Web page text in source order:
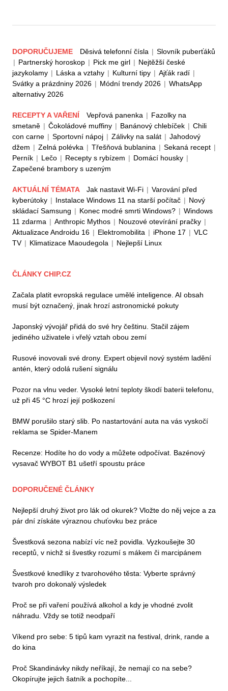
DOPORUČUJEME Děsivá telefonní čísla | Slovník puberťáků
| Partnerský horoskop | Pick me girl | Nejtěžší české
jazykolamy | Láska a vztahy | Kulturní tipy | Ajťák radí |
Svátky a prázdniny 2026 | Módní trendy 2026 | WhatsApp
alternativy 2026
RECEPTY A VAŘENÍ Vepřová panenka | Fazolky na
smetaně | Čokoládové muffiny | Banánový chlebíček | Chili
con carne | Sportovní nápoj | Zálivky na salát | Jahodový
džem | Zelná polévka | Třešňová bublanina | Sekaná recept |
Perník | Lečo | Recepty s rybízem | Domácí housky |
Zapečené brambory s uzeným
AKTUÁLNÍ TÉMATA Jak nastavit Wi-Fi | Varování před
kyberútoky | Instalace Windows 11 na starší počítač | Nový
skládací Samsung | Konec modré smrti Windows? | Windows
11 zdarma | Anthropic Mythos | Nouzové otevírání pračky |
Aktualizace Androidu 16 | Elektromobilita | iPhone 17 | VLC
TV | Klimatizace Maoudegola | Nejlepší Linux
ČLÁNKY CHIP.CZ
Začala platit evropská regulace umělé inteligence. AI obsah
musí být označený, jinak hrozí astronomické pokuty
Japonský vývojář přidá do své hry češtinu. Stačil zájem
jediného uživatele i vřelý vztah obou zemí
Rusové inovovali své drony. Expert objevil nový systém ladění
antén, který odolá rušení signálu
Pozor na vlnu veder. Vysoké letní teploty škodí baterii telefonu,
už při 45 °C hrozí její poškození
BMW porušilo starý slib. Po nastartování auta na vás vyskočí
reklama se Spider-Manem
Recenze: Hodíte ho do vody a můžete odpočívat. Bazénový
vysavač WYBOT B1 ušetří spoustu práce
DOPORUČENÉ ČLÁNKY
Nejlepší druhý život pro lák od okurek? Vložte do něj vejce a za
pár dní získáte výraznou chuťovku bez práce
Švestková sezona nabízí víc než povidla. Vyzkoušejte 30
receptů, v nichž si švestky rozumí s mákem či marcipánem
Švestkové knedlíky z tvarohového těsta: Vyberte správný
tvaroh pro dokonalý výsledek
Proč se při vaření používá alkohol a kdy je vhodné zvolit
náhradu. Vždy se totiž neodpaří
Víkend pro sebe: 5 tipů kam vyrazit na festival, drink, rande a
do kina
Proč Skandinávky nikdy neříkají, že nemají co na sebe?
Okopírujte jejich šatník a pochopíte...